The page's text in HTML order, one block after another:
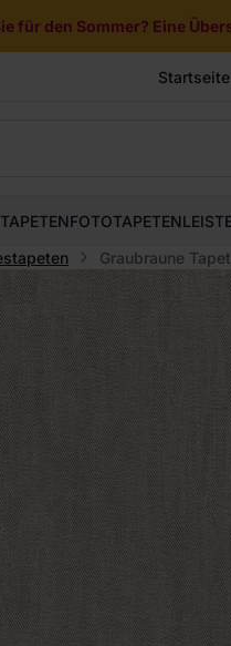
für den Sommer? Eine
Startseite
TAPETENFOTOTAPETEN
Graubraune